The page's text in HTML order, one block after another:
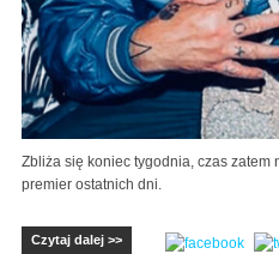
Zbliża się koniec tygodnia, czas zatem
premier ostatnich dni.
Czytaj dalej >>